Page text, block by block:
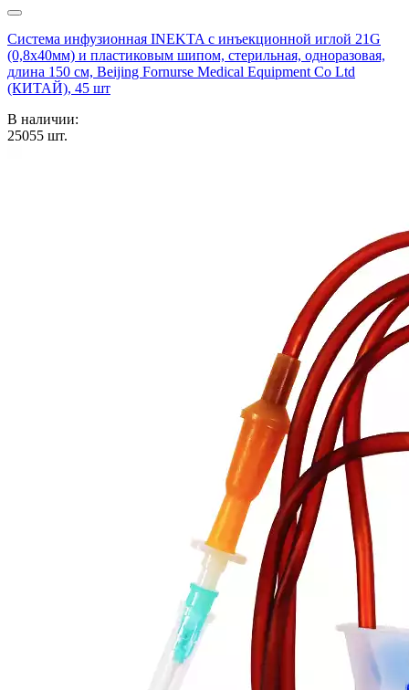
Система инфузионная INEKTA с инъекционной иглой 21G
(0,8х40мм) и пластиковым шипом, стерильная, одноразовая,
длина 150 см, Beijing Fornurse Medical Equipment Co Ltd
(КИТАЙ), 45 шт
В наличии:
25055 шт.